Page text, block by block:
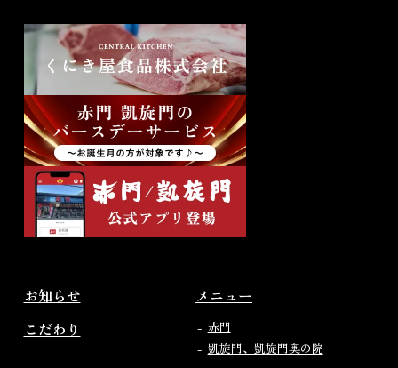
お知らせ
こだわり
メニュー
赤門
凱旋門、凱旋門奥の院